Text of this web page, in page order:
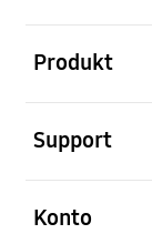
Produkt
Support
Konto